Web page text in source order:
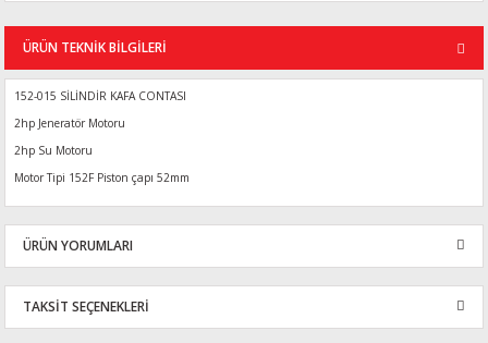
ÜRÜN TEKNİK BİLGİLERİ
152-015 SİLİNDİR KAFA CONTASI
2hp Jeneratör Motoru
2hp Su Motoru
Motor Tipi 152F Piston çapı 52mm
ÜRÜN YORUMLARI
Bu ürüne ilk yorumu siz yapın!
TAKSİT SEÇENEKLERİ